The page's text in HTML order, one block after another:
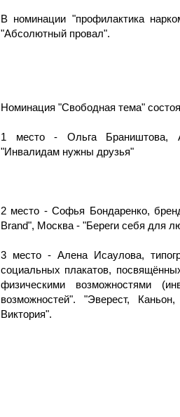
В номинации "профилактика
"Абсолютный провал".
Номинация "Свободная тема"
1 место - Ольга Браништова,
"Инвалидам нужны друзья"
2 место - Софья Бондаренко,
Brand", Москва - "Береги себя для
3 место - Алена Исаулова,
социальных плакатов,
физическими возможностями
возможностей". "Эверест,
Виктория".